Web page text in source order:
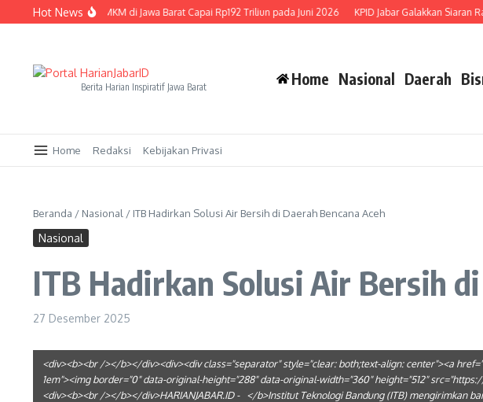
Lewati ke konten
Hot News
Penyaluran Kredit UMKM di Jawa Barat Capai Rp192 Triliun pada Juni 2026 KPID Jabar Galakkan Siaran
Berita Harian Inspiratif Jawa Barat Home Nasional Daerah
Home Redaksi Kebijakan Privasi
Beranda / Nasional / ITB Hadirkan Solusi Air Bersih di Daerah Bencana Aceh
Nasional
ITB Hadirkan Solusi Air Bersih
27 Desember 2025
<div><b><br /></b></div><div><div class="separator" style="clear: both;text-align: center"><a
1em"><img border="0" data-original-height="288" data-original-width="360" height="512"
<div><b><br /></b></div>HARIANJABAR.ID - </b>Institut Teknologi Bandung (ITB) mengirimkan